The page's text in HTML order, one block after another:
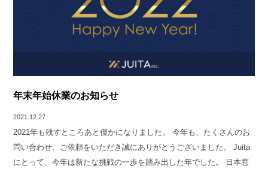
年末年始休業のお知らせ
2021.12.27
2021年も残すところあと僅かになりました。 今年も、たくさんのお
問い合わせ、ご依頼をいただき誠にありがとうございました。 Juita
にとって、今年は新たな挑戦の一歩を踏み出した年でした。 日本窓